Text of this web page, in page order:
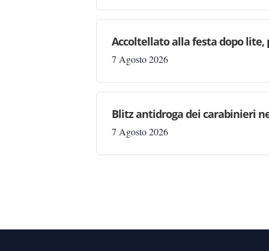
Accoltellato alla festa dopo lite,
7 Agosto 2026
Blitz antidroga dei carabinieri
7 Agosto 2026